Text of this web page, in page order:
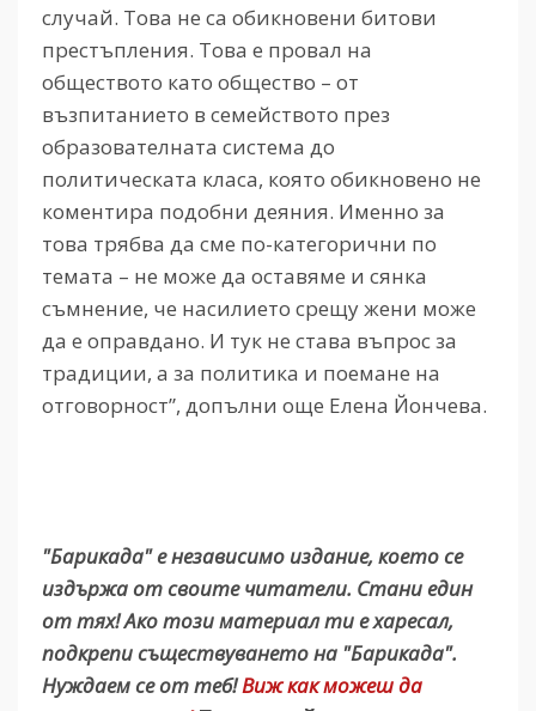
случай. Това не са обикновени битови
престъпления. Това е провал на
обществото като общество – от
възпитанието в семейството през
образователната система до
политическата класа, която обикновено не
коментира подобни деяния. Именно за
това трябва да сме по-категорични по
темата – не може да оставяме и сянка
съмнение, че насилието срещу жени може
да е оправдано. И тук не става въпрос за
традиции, а за политика и поемане на
отговорност”, допълни още Елена Йончева.
"Барикада" е независимо издание, което се
издържа от своите читатели. Стани един
от тях! Ако този материал ти е харесал,
подкрепи съществуването на "Барикада".
Нуждаем се от теб!Виж как можеш да